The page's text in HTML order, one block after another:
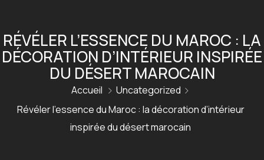
RÉVÉLER L’ESSENCE DU MAROC : LA
DÉCORATION D’INTÉRIEUR INSPIRÉE
DU DÉSERT MAROCAIN
Accueil
Uncategorized
Révéler l’essence du Maroc : la décoration d’intérieur
inspirée du désert marocain